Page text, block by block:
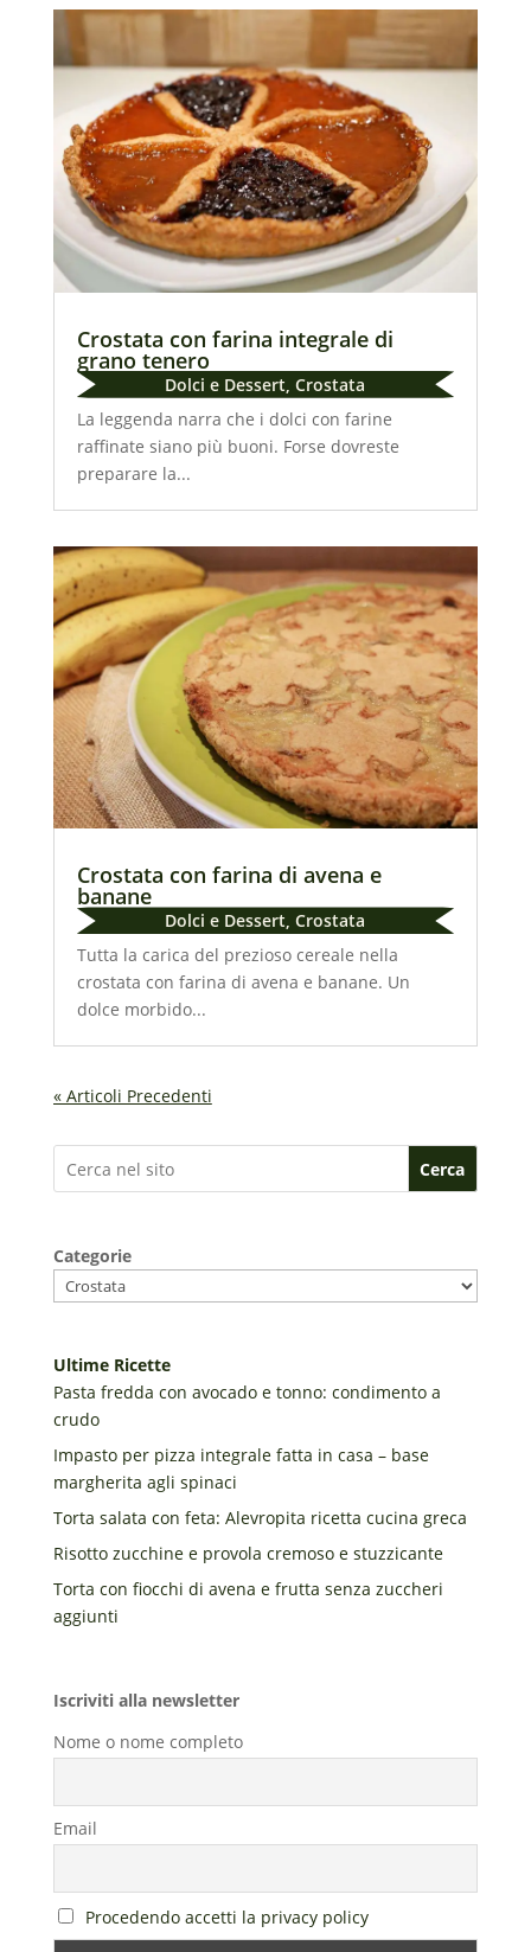
Crostata con farina integrale di
grano tenero
Dolci e Dessert ,Crostata
La leggenda narra che i dolci con farine
raffinate siano più buoni. Forse dovreste
preparare la...
Crostata con farina di avena e
banane
Dolci e Dessert,Crostata
Tutta la carica del prezioso cereale nella
crostata con farina di avena e banane. Un
dolce morbido...
« Articoli Precedenti
Cerca
Categorie
Ultime Ricette
Pasta fredda con avocado e tonno: condimento a
crudo
Impasto per pizza integrale fatta in casa – base
margherita agli spinaci
Torta salata con feta: Alevropita ricetta cucina greca
Risotto zucchine e provola cremoso e stuzzicante
Torta con fiocchi di avena e frutta senza zuccheri
aggiunti
Iscriviti alla newsletter
Nome o nome completo
Email
Procedendo accetti la privacy policy